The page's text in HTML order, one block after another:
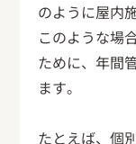
のように屋内
このような場
ために、年間
ます。
たとえば、個